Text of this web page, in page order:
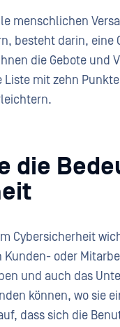
menschlichen
besteht darin,
die Gebote und
Liste mit zehn
die
Cybersicherheit
Kunden- oder
und auch das
können, wo sie
dass sich die